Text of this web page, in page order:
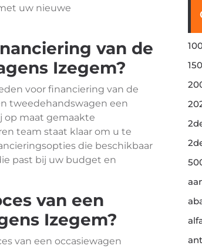
uw nieuwe
van de
Izegem?
voor financiering van de
tweedehandswagen een
op maat gemaakte
team staat klaar om u te
die beschikbaar
past bij uw budget en
van een
Izegem?
van een occasiewagen